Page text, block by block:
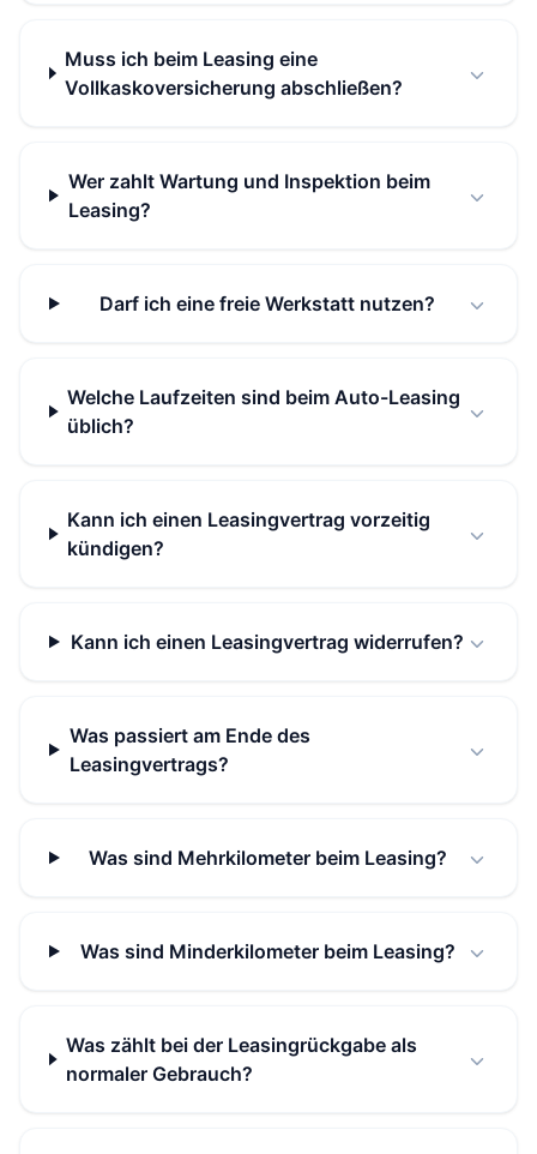
Muss ich beim Leasing eine
Vollkaskoversicherung abschließen?
Wer zahlt Wartung und Inspektion beim
Leasing?
Darf ich eine freie Werkstatt nutzen?
Welche Laufzeiten sind beim Auto-Leasing
üblich?
Kann ich einen Leasingvertrag vorzeitig
kündigen?
Kann ich einen Leasingvertrag widerrufen?
Was passiert am Ende des
Leasingvertrags?
Was sind Mehrkilometer beim Leasing?
Was sind Minderkilometer beim Leasing?
Was zählt bei der Leasingrückgabe als
normaler Gebrauch?